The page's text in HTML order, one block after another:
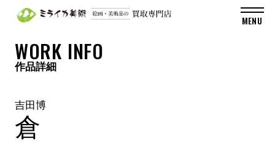
WORK INFO
作品詳細
吉田博
倉